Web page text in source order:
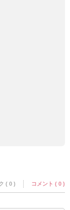
( 0 ) コメント ( 0 )